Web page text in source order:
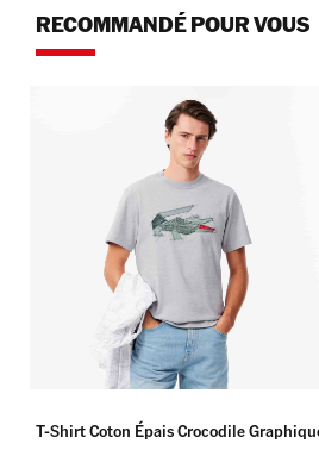
RECOMMANDÉ POUR VOUS
T-Shirt Coton Épais Crocodile